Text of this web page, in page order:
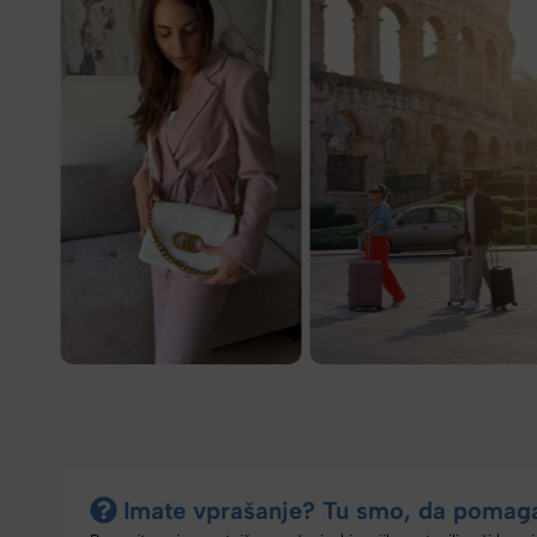
Imate vprašanje? Tu smo, da